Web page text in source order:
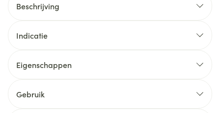
Beschrijving
Indicatie
Eigenschappen
Gebruik